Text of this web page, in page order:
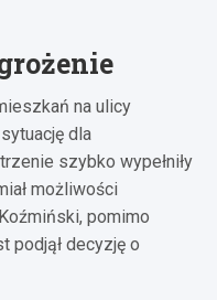
na ulicy
dla
szybko wypełniły
możliwości
pomimo
podjął decyzję o